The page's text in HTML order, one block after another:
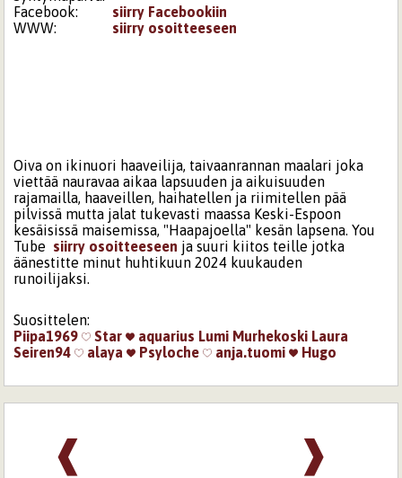
Facebook:
siirry Facebookiin
WWW:
siirry osoitteeseen
Oiva on ikinuori haaveilija, taivaanrannan maalari joka
viettää nauravaa aikaa lapsuuden ja aikuisuuden
rajamailla, haaveillen, haihatellen ja riimitellen pää
pilvissä mutta jalat tukevasti maassa Keski-Espoon
kesäisissä maisemissa, "Haapajoella" kesän lapsena. You
Tube siirry osoitteeseen ja suuri kiitos teille jotka
äänestitte minut huhtikuun 2024 kuukauden
runoilijaksi.
Suosittelen:
Piipa1969
Star aquarius Lumi Murhekoski Laura
Seiren94
alaya Psyloche anja.tuomi Hugo
❱
❰